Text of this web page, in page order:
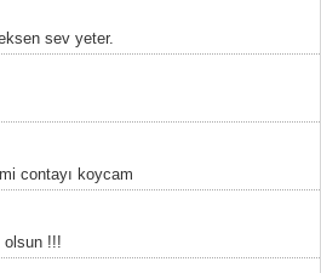
sev yeter.
contayı koycam
olsun !!!